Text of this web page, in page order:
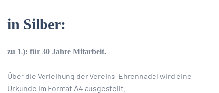
in Silber:
zu 1.): für 30 Jahre Mitarbeit.
Über die Verleihung der Vereins-Ehrennadel wird eine
Urkunde im Format A4 ausgestellt.